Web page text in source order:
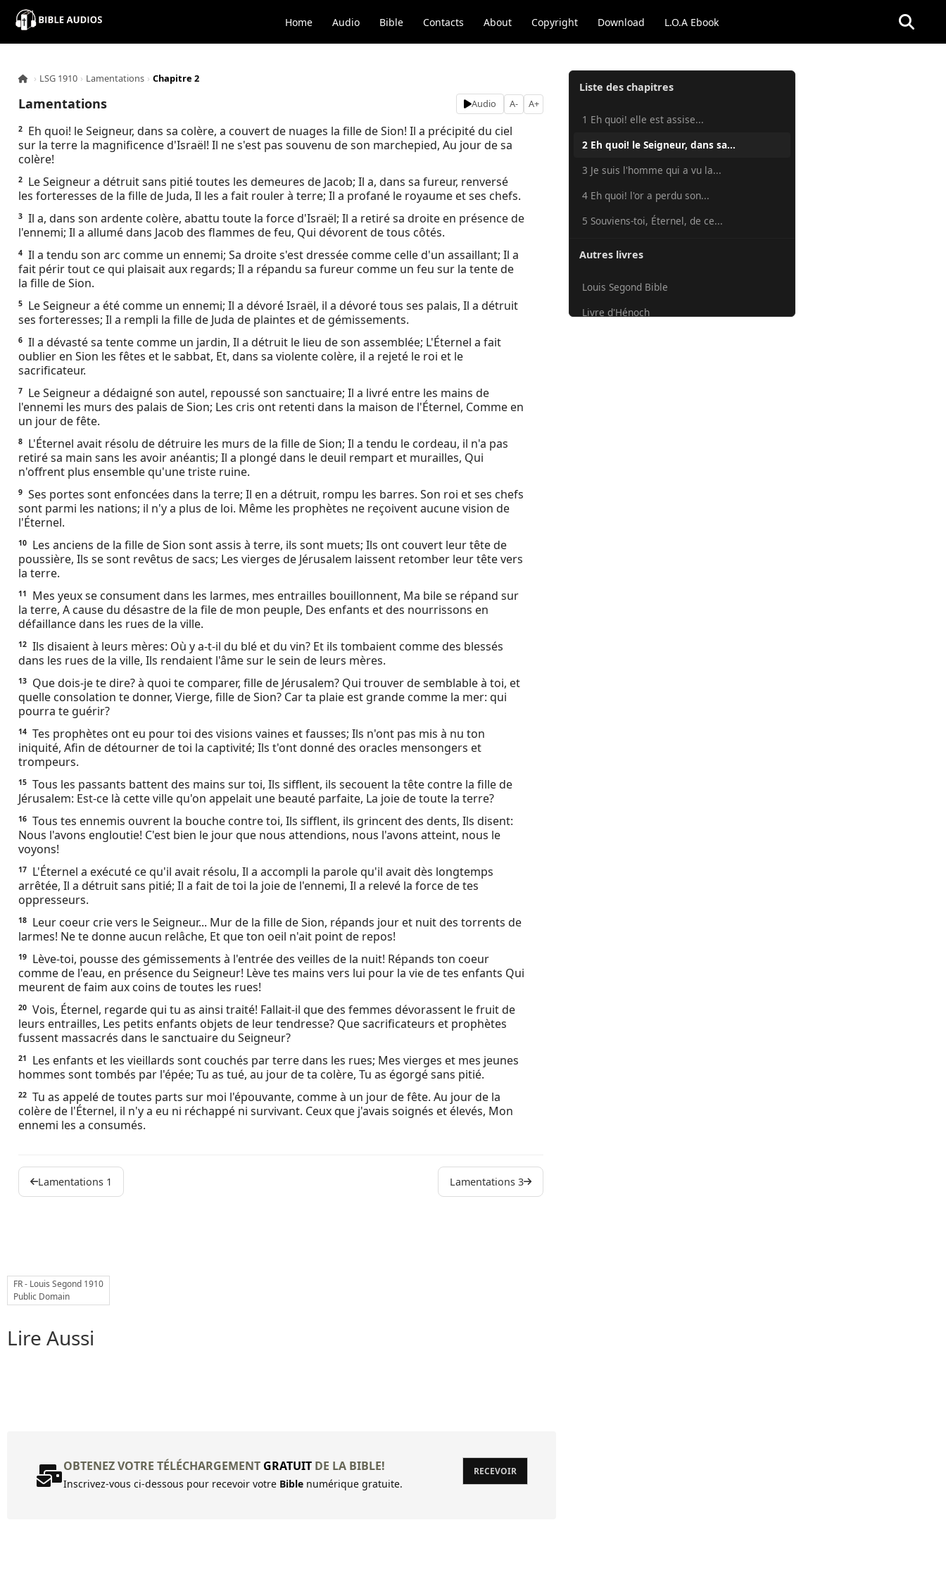
Home Audio Bible Contacts About Copyright Download L.O.A Ebook
×
Audio
Bible
Contacts
About
Copyright
Download
L.O.A
› LSG 1910 › Lamentations › Chapitre 2
Lamentations Audio A- A+
2
Eh quoi! le Seigneur, dans sa colère, a couvert de nuages la fille de Sion! Il a précipité du ciel
sur la terre la magnificence d'Israël! Il ne s'est pas souvenu de son marchepied, Au jour de sa
colère!
2
Le Seigneur a détruit sans pitié toutes les demeures de Jacob; Il a, dans sa fureur, renversé
les forteresses de la fille de Juda, Il les a fait rouler à terre; Il a profané le royaume et ses chefs.
3 Il a, dans son ardente colère, abattu toute la force d'Israël; Il a retiré sa droite en présence de
l'ennemi; Il a allumé dans Jacob des flammes de feu, Qui dévorent de tous côtés.
4 Il a tendu son arc comme un ennemi; Sa droite s'est dressée comme celle d'un assaillant; Il a
fait périr tout ce qui plaisait aux regards; Il a répandu sa fureur comme un feu sur la tente de
la fille de Sion.
5
Le Seigneur a été comme un ennemi; Il a dévoré Israël, il a dévoré tous ses palais, Il a détruit
ses forteresses; Il a rempli la fille de Juda de plaintes et de gémissements.
6 Il a dévasté sa tente comme un jardin, Il a détruit le lieu de son assemblée; L'Éternel a fait
oublier en Sion les fêtes et le sabbat, Et, dans sa violente colère, il a rejeté le roi et le
sacrificateur.
7
Le Seigneur a dédaigné son autel, repoussé son sanctuaire; Il a livré entre les mains de
l'ennemi les murs des palais de Sion; Les cris ont retenti dans la maison de l'Éternel, Comme en
un jour de fête.
8
L'Éternel avait résolu de détruire les murs de la fille de Sion; Il a tendu le cordeau, il n'a pas
retiré sa main sans les avoir anéantis; Il a plongé dans le deuil rempart et murailles, Qui
n'offrent plus ensemble qu'une triste ruine.
9 Ses portes sont enfoncées dans la terre; Il en a détruit, rompu les barres. Son roi et ses chefs
sont parmi les nations; il n'y a plus de loi. Même les prophètes ne reçoivent aucune vision de
l'Éternel.
10
Les anciens de la fille de Sion sont assis à terre, ils sont muets; Ils ont couvert leur tête de
poussière, Ils se sont revêtus de sacs; Les vierges de Jérusalem laissent retomber leur tête vers
la terre.
11
Mes yeux se consument dans les larmes, mes entrailles bouillonnent, Ma bile se répand sur
la terre, A cause du désastre de la file de mon peuple, Des enfants et des nourrissons en
défaillance dans les rues de la ville.
12 Ils disaient à leurs mères: Où y a-t-il du blé et du vin? Et ils tombaient comme des blessés
dans les rues de la ville, Ils rendaient l'âme sur le sein de leurs mères.
13
Que dois-je te dire? à quoi te comparer, fille de Jérusalem? Qui trouver de semblable à toi, et
quelle consolation te donner, Vierge, fille de Sion? Car ta plaie est grande comme la mer: qui
pourra te guérir?
14 Tes prophètes ont eu pour toi des visions vaines et fausses; Ils n'ont pas mis à nu ton
iniquité, Afin de détourner de toi la captivité; Ils t'ont donné des oracles mensongers et
trompeurs.
15 Tous les passants battent des mains sur toi, Ils sifflent, ils secouent la tête contre la fille de
Jérusalem: Est-ce là cette ville qu'on appelait une beauté parfaite, La joie de toute la terre?
16 Tous tes ennemis ouvrent la bouche contre toi, Ils sifflent, ils grincent des dents, Ils disent:
Nous l'avons engloutie! C'est bien le jour que nous attendions, nous l'avons atteint, nous le
voyons!
17
L'Éternel a exécuté ce qu'il avait résolu, Il a accompli la parole qu'il avait dès longtemps
arrêtée, Il a détruit sans pitié; Il a fait de toi la joie de l'ennemi, Il a relevé la force de tes
oppresseurs.
18
Leur coeur crie vers le Seigneur... Mur de la fille de Sion, répands jour et nuit des torrents de
larmes! Ne te donne aucun relâche, Et que ton oeil n'ait point de repos!
19
Lève-toi, pousse des gémissements à l'entrée des veilles de la nuit! Répands ton coeur
comme de l'eau, en présence du Seigneur! Lève tes mains vers lui pour la vie de tes enfants Qui
meurent de faim aux coins de toutes les rues!
20 Vois, Éternel, regarde qui tu as ainsi traité! Fallait-il que des femmes dévorassent le fruit de
leurs entrailles, Les petits enfants objets de leur tendresse? Que sacrificateurs et prophètes
fussent massacrés dans le sanctuaire du Seigneur?
21
Les enfants et les vieillards sont couchés par terre dans les rues; Mes vierges et mes jeunes
hommes sont tombés par l'épée; Tu as tué, au jour de ta colère, Tu as égorgé sans pitié.
22 Tu as appelé de toutes parts sur moi l'épouvante, comme à un jour de fête. Au jour de la
colère de l'Éternel, il n'y a eu ni réchappé ni survivant. Ceux que j'avais soignés et élevés, Mon
ennemi les a consumés.
Lamentations 1 Lamentations 3
Liste des chapitres
1 Eh quoi! elle est assise...
2 Eh quoi! le Seigneur, dans sa...
3 Je suis l'homme qui a vu la...
4 Eh quoi! l'or a perdu son...
5 Souviens-toi, Éternel, de ce...
Autres livres
Louis Segond Bible
Livre d'Hénoch
FR - Louis Segond 1910
Public Domain
Lire Aussi
OBTENEZ VOTRE TÉLÉCHARGEMENT GRATUIT DE LA BIBLE!
Inscrivez-vous ci-dessous pour recevoir votre Bible numérique gratuite.
RECEVOIR